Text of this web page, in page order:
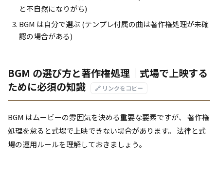
と不自然になりがち)
BGM は自分で選ぶ (テンプレ付属の曲は著作権処理が未確
認の場合がある)
BGM の選び方と著作権処理｜式場で上映する
ために必須の知識
🔗 リンクをコピー
BGM はムービーの雰囲気を決める重要な要素ですが、 著作権
処理を怠ると式場で上映できない場合があります。 法律と式
場の運用ルールを理解しておきましょう。